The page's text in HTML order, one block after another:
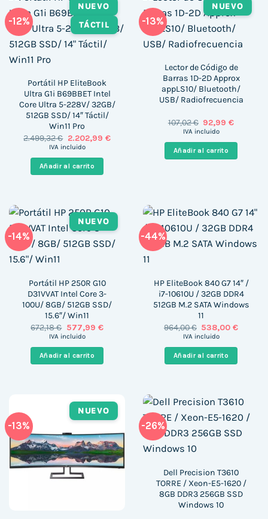
-12%
NUEVO
TÁCTIL
Portátil HP EliteBook
Ultra G1i B69BBET Intel
Core Ultra 5-228V/ 32GB/
512GB SSD/ 14″ Táctil/
Win11 Pro
2.499,32€ El
precio
era:
2.499,32 €.
2.202,99 €El
IVA incluido
Añadir al carrito
-13%
NUEVO
Lector de Código de
Barras 1D-2D Approx
appLS10/ Bluetooth/
USB/ Radiofrecuencia
107,02€ El
precio
era:
107,02 €.
92,99€El
es:
92,99 €.
IVA incluido
Añadir al carrito
-14%
NUEVO
Portátil HP 250R G10
D31VVAT Intel Core 3-
100U/ 8GB/ 512GB SSD/
15.6″/ Win11
672,18€ El
precio
era:
672,18 €.
577,99 €El
es:
577,99 €.
IVA incluido
Añadir al carrito
-44%
HP EliteBook 840 G7 14″ /
i7-10610U / 32GB DDR4
512GB M.2 SATA Windows
11
964,00€ El
precio
era:
964,00 €.
538,00€El
IVA incluido
Añadir al carrito
-13%
NUEVO
-26%
Dell Precision T3610
TORRE / Xeon-E5-1620 /
8GB DDR3 256GB SSD
Windows 10